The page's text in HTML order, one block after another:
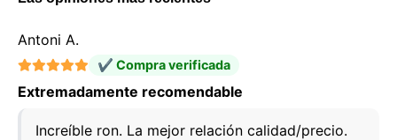
Antoni A.
✔ Compra verificada
Extremadamente recomendable
Increíble ron. La mejor relación calidad/precio.